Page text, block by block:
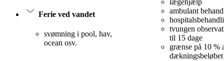
Ferie ved vandet
svømning i pool, hav,
ocean osv.
lægehjælp
ambulant
tvungen
til 15 dage
grænse på 10 %
dækningsbeløbet